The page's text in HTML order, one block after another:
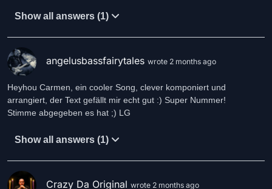
Show all answers (1)
angelusbassfairytales wrote 2 months ago
Heyhou Carmen, ein cooler Song, clever komponiert und
arrangiert, der Text gefällt mir echt gut :) Super Nummer!
Stimme abgegeben es hat ;) LG
Show all answers (1)
Crazy Da Original wrote 2 months ago